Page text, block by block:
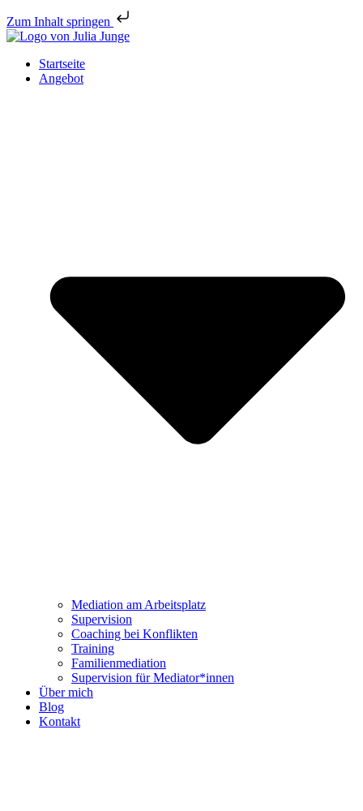
Zum Inhalt springen
Startseite
Angebot
Mediation am Arbeitsplatz
Supervision
Coaching bei Konflikten
Training
Familienmediation
Supervision für Mediator*innen
Über mich
Blog
Kontakt